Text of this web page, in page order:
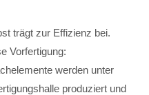
trägt zur Effizienz bei.
Vorfertigung:
werden unter
produziert und